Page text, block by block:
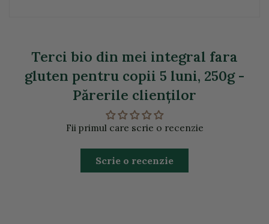
Terci bio din mei integral fara
gluten pentru copii 5 luni, 250g -
Părerile clienţilor
Fii primul care scrie o recenzie
Scrie o recenzie